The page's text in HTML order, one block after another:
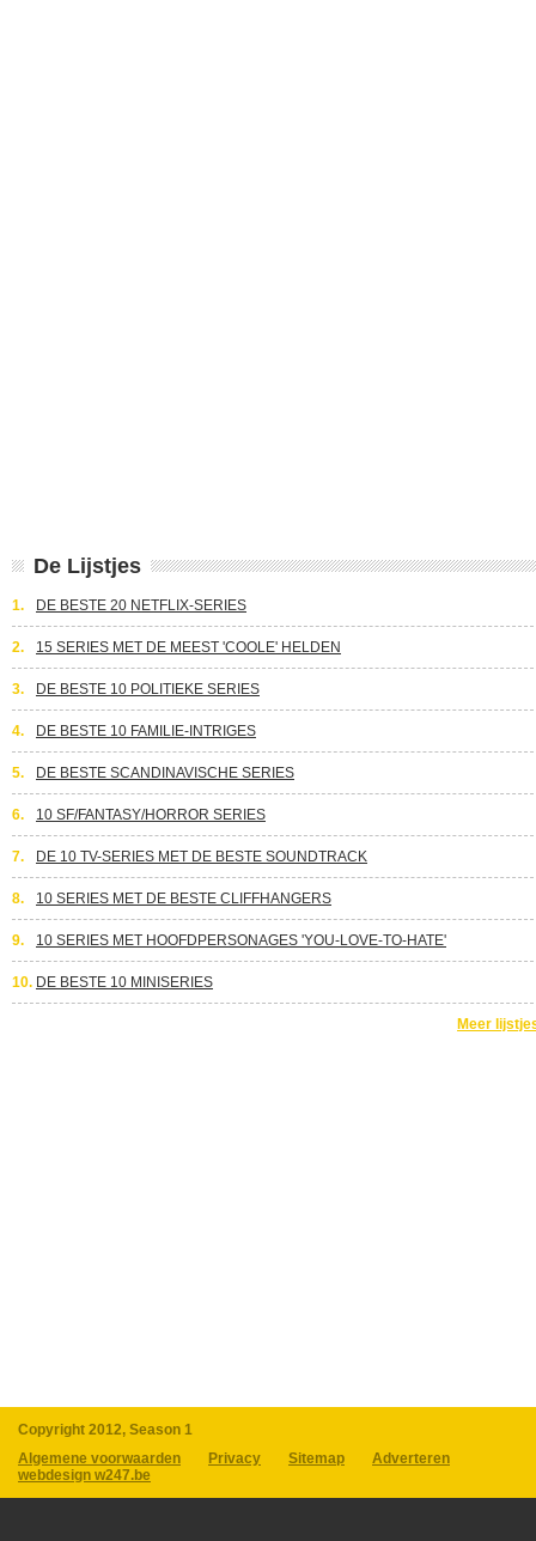
De Lijstjes
1. DE BESTE 20 NETFLIX-SERIES
2. 15 SERIES MET DE MEEST 'COOLE' HELDEN
3. DE BESTE 10 POLITIEKE SERIES
4. DE BESTE 10 FAMILIE-INTRIGES
5. DE BESTE SCANDINAVISCHE SERIES
6. 10 SF/FANTASY/HORROR SERIES
7. DE 10 TV-SERIES MET DE BESTE SOUNDTRACK
8. 10 SERIES MET DE BESTE CLIFFHANGERS
9. 10 SERIES MET HOOFDPERSONAGES 'YOU-LOVE-TO-HATE'
10. DE BESTE 10 MINISERIES
Meer
Copyright 2012, Season 1
Algemene voorwaarden
Privacy Sitemap
Adverteren
webdesign w247.be